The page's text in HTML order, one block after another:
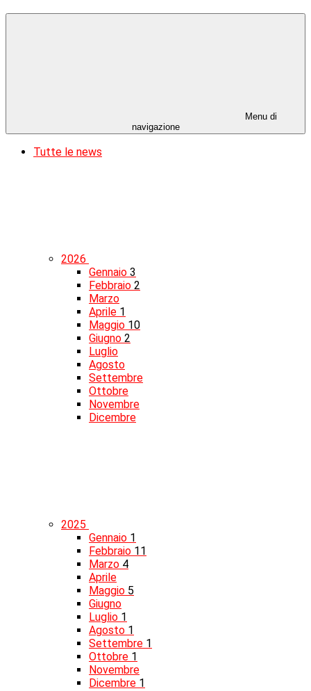
Menu di
navigazione
Tutte le news
2026
Gennaio 3
Febbraio 2
Marzo
Aprile 1
Maggio 10
Giugno 2
Luglio
Agosto
Settembre
Ottobre
Novembre
Dicembre
2025
Gennaio 1
Febbraio 11
Marzo 4
Aprile
Maggio 5
Giugno
Luglio 1
Agosto 1
Settembre 1
Ottobre 1
Novembre
Dicembre 1